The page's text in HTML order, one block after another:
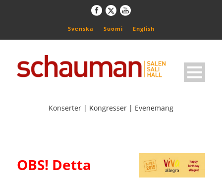
Svenska Suomi English
Konserter | Kongresser | Evenemang
OBS! Detta